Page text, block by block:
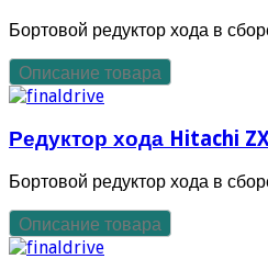
Бортовой редуктор хода в
Описание товара
Редуктор хода Hitachi
Бортовой редуктор хода в
Описание товара